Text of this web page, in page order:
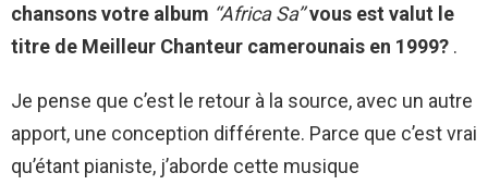
chansons votre album ‘‘Africa Sa’’vous est valut le
titre de Meilleur Chanteur camerounais en 1999? .
Je pense que c’est le retour à la source, avec un autre
apport, une conception différente. Parce que c’est vrai
qu’étant pianiste, j’aborde cette musique